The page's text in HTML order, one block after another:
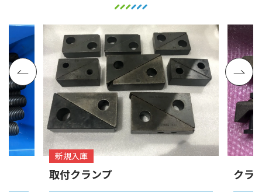
新規入庫
取付クランプ クラ